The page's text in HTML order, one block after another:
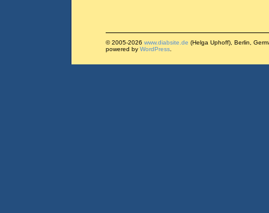
© 2005-2026 www.diabsite.de (Helga Uphoff), Berlin,
powered by WordPress.